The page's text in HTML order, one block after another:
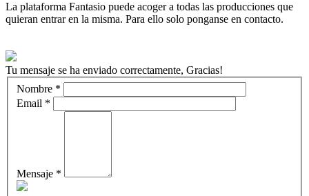
La plataforma Fantasio puede acoger a todas las producciones que
quieran entrar en la misma. Para ello solo ponganse en contacto.
Tu mensaje se ha enviado correctamente, Gracias!
Nombre *
Email *
Mensaje *